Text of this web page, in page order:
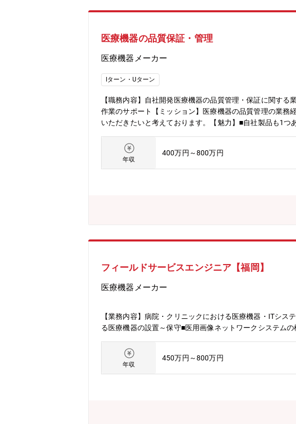
医療機器の品質保証・管理
医療機器メーカー
Iターン・Uターン
【職務内容】自社開発医療機器の品質管理・保証に関す
作業のサポート【ミッション】医療機器の品質管理の業務
いただきたいと考えております。【魅力】■自社製品も1つ
年収
400万円～800万円
フィールドサービスエンジニア【福岡】
医療機器メーカー
【業務内容】病院・クリニックにおける医療機器・ITシ
る医療機器の設置～保守■医用画像ネットワークシステム
年収
450万円～800万円